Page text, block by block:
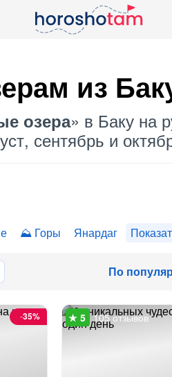
из
озера» в Баку на
сентябрь и
Горы Янардаг
По
-35% 105 отзывов